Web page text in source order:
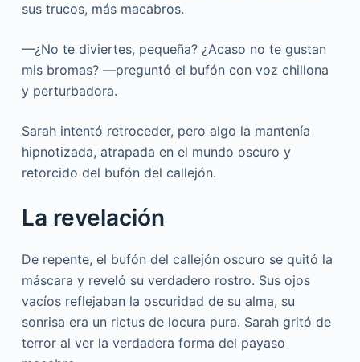
sus trucos, más macabros.
—¿No te diviertes, pequeña? ¿Acaso no te gustan
mis bromas? —preguntó el bufón con voz chillona
y perturbadora.
Sarah intentó retroceder, pero algo la mantenía
hipnotizada, atrapada en el mundo oscuro y
retorcido del bufón del callejón.
La revelación
De repente, el bufón del callejón oscuro se quitó la
máscara y reveló su verdadero rostro. Sus ojos
vacíos reflejaban la oscuridad de su alma, su
sonrisa era un rictus de locura pura. Sarah gritó de
terror al ver la verdadera forma del payaso